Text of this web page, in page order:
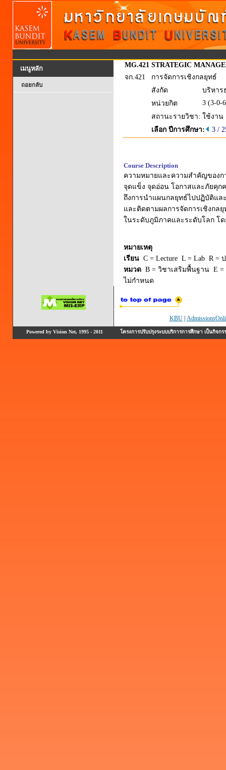
เมนูหลัก
ถอยกลับ
MG.421 STRATEGIC
จก.421
การจัดการเชิงกลยุทธ์
สังกัด
บริหาร
หน่วยกิต
3 (3-0-
สถานะรายวิชา: ใช้งาน
เลือก ปีการศึกษา:
3 /
Course Description
ความหมายและความสำคัญของก
จุดแข็ง จุดอ่อน โอกาสและภัยคุก
ถึงการนำแผนกลยุทธ์ไปปฏิบัติแล
และติดตามผลการจัดการเชิงกล
ในระดับภูมิภาคและระดับโลก โ
หมายเหตุ
เรียน C = Lecture L = Lab R =
หมวด B = วิชาเสริมพื้นฐาน E
ไม่กำหนด
KBU
Powered by Vision Net, 1995 - 2011 โครงการปรับปรุงระบบบริการการศึกษา เป็นกิ